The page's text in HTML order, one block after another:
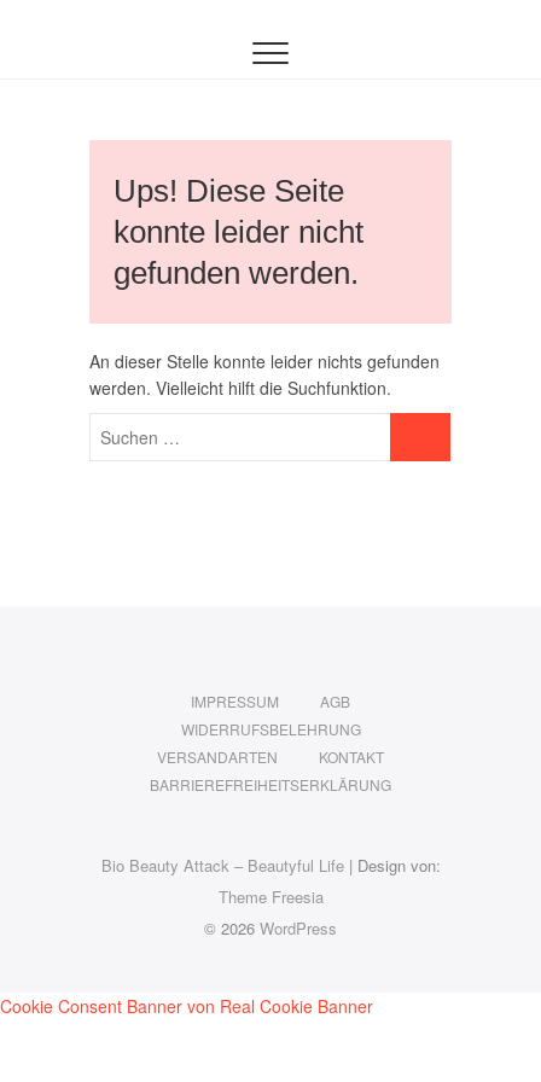
Ups! Diese Seite
konnte leider nicht
gefunden werden.
An dieser Stelle konnte leider nichts gefunden
werden. Vielleicht hilft die Suchfunktion.
IMPRESSUM
AGB
WIDERRUFSBELEHRUNG
VERSANDARTEN
KONTAKT
BARRIEREFREIHEITSERKLÄRUNG
Bio Beauty Attack – Beautyful Life| Design von:
Theme Freesia
© 2026 WordPress
Cookie Consent Banner von Real Cookie Banner